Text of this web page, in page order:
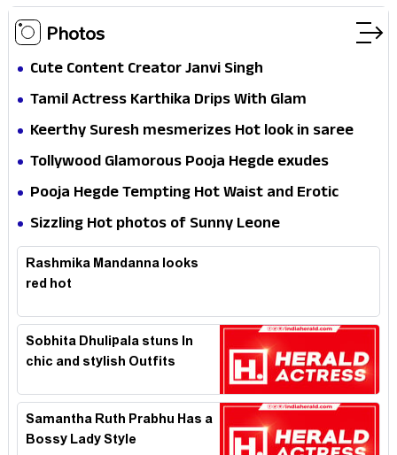
Photos
Cute Content Creator Janvi Singh
Tamil Actress Karthika Drips With Glam
Keerthy Suresh mesmerizes Hot look in saree
Tollywood Glamorous Pooja Hegde exudes
Hotness
Pooja Hegde Tempting Hot Waist and Erotic
Expression in Black Saree
Sizzling Hot photos of Sunny Leone
Rashmika Mandanna looks
red hot
Sobhita Dhulipala stuns In
chic and stylish Outfits
Samantha Ruth Prabhu Has a
Bossy Lady Style